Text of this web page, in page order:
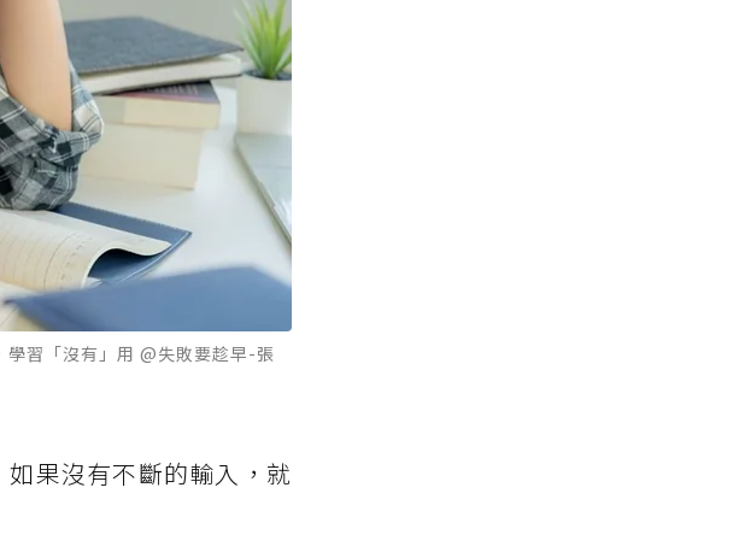
習「沒有」用 @失敗要趁早-張
果沒有不斷的輸入，就